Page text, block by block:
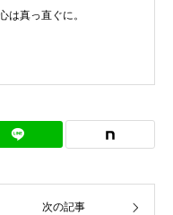
は真っ直ぐに。
次の記事